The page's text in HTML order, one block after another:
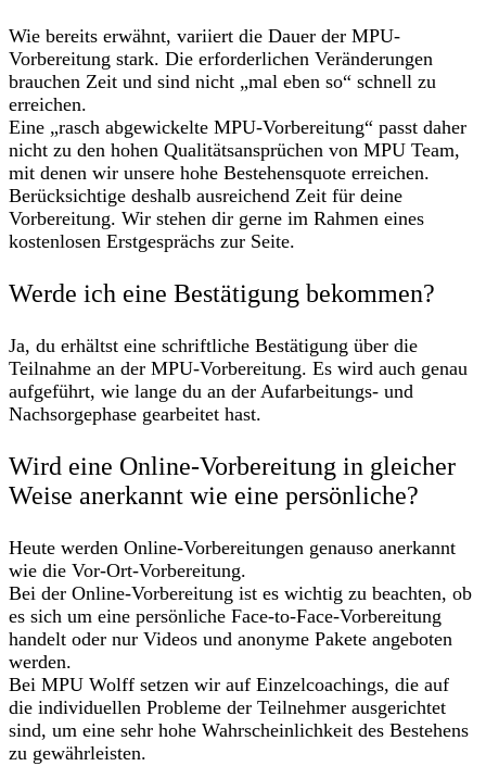
Wie bereits erwähnt, variiert die Dauer der MPU-
Vorbereitung stark. Die erforderlichen Veränderungen
brauchen Zeit und sind nicht „mal eben so“ schnell zu
erreichen.
Eine „rasch abgewickelte MPU-Vorbereitung“ passt daher
nicht zu den hohen Qualitätsansprüchen von MPU Team,
mit denen wir unsere hohe Bestehensquote erreichen.
Berücksichtige deshalb ausreichend Zeit für deine
Vorbereitung. Wir stehen dir gerne im Rahmen eines
kostenlosen Erstgesprächs zur Seite.
Werde ich eine Bestätigung bekommen?
Ja, du erhältst eine schriftliche Bestätigung über die
Teilnahme an der MPU-Vorbereitung. Es wird auch genau
aufgeführt, wie lange du an der Aufarbeitungs- und
Nachsorgephase gearbeitet hast.
Wird eine Online-Vorbereitung in gleicher
Weise anerkannt wie eine persönliche?
Heute werden Online-Vorbereitungen genauso anerkannt
wie die Vor-Ort-Vorbereitung.
Bei der Online-Vorbereitung ist es wichtig zu beachten, ob
es sich um eine persönliche Face-to-Face-Vorbereitung
handelt oder nur Videos und anonyme Pakete angeboten
werden.
Bei MPU Wolff setzen wir auf Einzelcoachings, die auf
die individuellen Probleme der Teilnehmer ausgerichtet
sind, um eine sehr hohe Wahrscheinlichkeit des Bestehens
zu gewährleisten.